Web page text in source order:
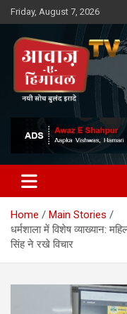
Skip
to
content
Friday, August 7, 2026
Awaz-E-
Home
Main Stories
धर्मशाला में विशेष व्याख्यान:
सिंह ने रखे विचार